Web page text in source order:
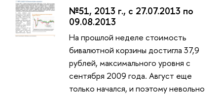
№51, 2013 г., с 27.07.2013 по
09.08.2013
На прошлой неделе стоимость
бивалютной корзины достигла 37,9
рублей, максимального уровня с
сентября 2009 года. Август еще
только начался, и поэтому невольно